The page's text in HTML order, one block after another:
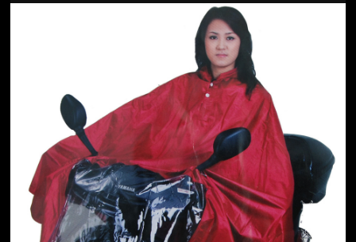
Jön még kép!